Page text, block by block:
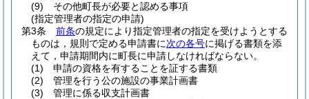
(9)
その他町長が必要と認める事項
(指定管理者の指定の申請)
第3条
前条の規定により指定管理者の指定を受けようとする
ものは，規則で定める申請書に次の各号に掲げる書類を添
えて，申請期間内に町長に申請しなければならない。
(1)
申請の資格を有することを証する書類
(2)
管理を行う公の施設の事業計画書
(3)
管理に係る収支計画書